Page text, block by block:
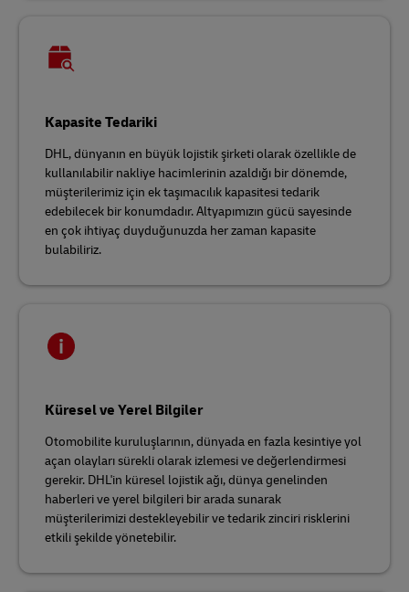
Kapasite Tedariki
DHL, dünyanın en büyük lojistik şirketi olarak özellikle de
kullanılabilir nakliye hacimlerinin azaldığı bir dönemde,
müşterilerimiz için ek taşımacılık kapasitesi tedarik
edebilecek bir konumdadır. Altyapımızın gücü sayesinde
en çok ihtiyaç duyduğunuzda her zaman kapasite
bulabiliriz.
Küresel ve Yerel Bilgiler
Otomobilite kuruluşlarının, dünyada en fazla kesintiye yol
açan olayları sürekli olarak izlemesi ve değerlendirmesi
gerekir. DHL'in küresel lojistik ağı, dünya genelinden
haberleri ve yerel bilgileri bir arada sunarak
müşterilerimizi destekleyebilir ve tedarik zinciri risklerini
etkili şekilde yönetebilir.